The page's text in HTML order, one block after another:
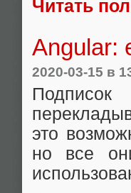
Читать
Angular:
2020-03-15 в
это
но все